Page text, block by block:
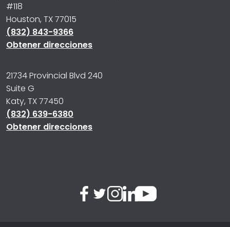
#118
Houston, TX 77015
(832) 843-9366
Obtener direcciones
21734 Provincial Blvd 240
Suite G
Katy, TX 77450
(832) 639-6380
Obtener direcciones